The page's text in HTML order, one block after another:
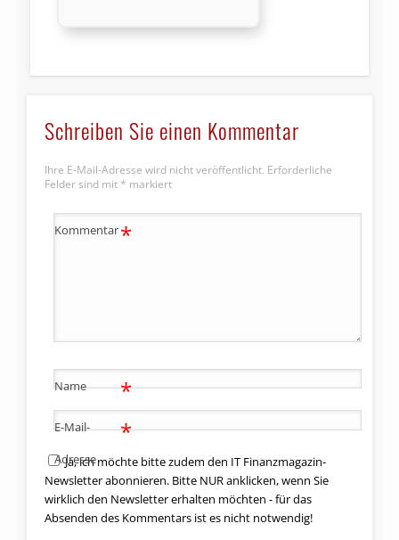
Schreiben Sie einen Kommentar
Ihre E-Mail-Adresse wird nicht veröffentlicht. Erforderliche
Felder sind mit * markiert
Kommentar*
Name *
E-Mail-
Adresse
*
Ja, ich möchte bitte zudem den IT Finanzmagazin-
Newsletter abonnieren. Bitte NUR anklicken, wenn Sie
wirklich den Newsletter erhalten möchten - für das
Absenden des Kommentars ist es nicht notwendig!